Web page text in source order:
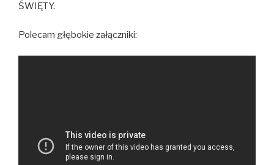
ŚWIĘTY.
Polecam głębokie załączniki: